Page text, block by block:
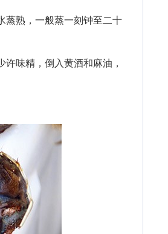
熟，一般蒸一刻钟至二十
味精，倒入黄酒和麻油，